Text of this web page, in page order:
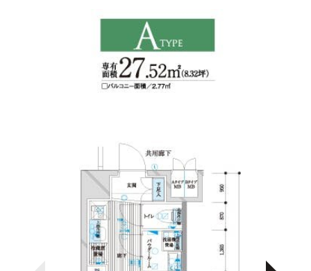
0120-634-319
受付時間：10:00〜19:00
（土日及び祝日を除く）